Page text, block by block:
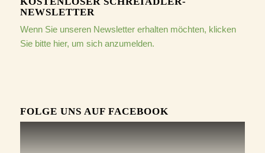
NEWSLETTER
Wenn Sie unseren Newsletter erhalten möchten, klicken
Sie bitte hier, um sich anzumelden.
FOLGE UNS AUF FACEBOOK